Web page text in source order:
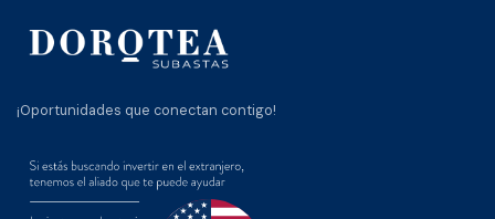
¡Oportunidades que conectan contigo!